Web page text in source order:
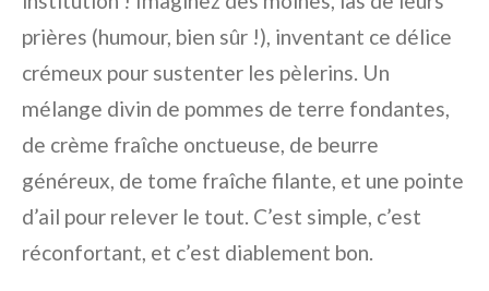
prières (humour, bien sûr !), inventant ce délice
crémeux pour sustenter les pèlerins. Un
mélange divin de pommes de terre fondantes,
de crème fraîche onctueuse, de beurre
généreux, de tome fraîche filante, et une pointe
d’ail pour relever le tout. C’est simple, c’est
réconfortant, et c’est diablement bon.